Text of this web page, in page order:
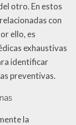
otro. En estos
con
ello, es
exhaustivas
identificar
preventivas.
la